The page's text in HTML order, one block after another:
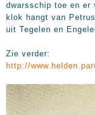
dwarsschip toe en er
klok hangt van
uit Tegelen en
Zie verder:
http://